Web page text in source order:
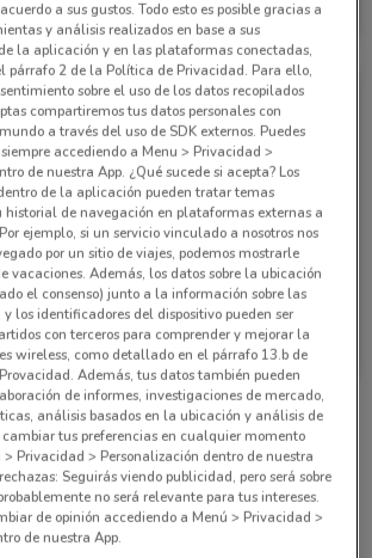
10 km
Grupo Financiero Inbursa
10 km
a sus gustos. Todo esto es posible gracias a
y análisis realizados en base a sus
la aplicación y en las plataformas conectadas,
párrafo 2 de la Política de Privacidad. Para ello,
sobre el uso de los datos recopilados
compartiremos tus datos personales con
a través del uso de SDK externos. Puedes
accediendo a Menu > Privacidad >
de nuestra App. ¿Qué sucede si acepta? Los
de la aplicación pueden tratar temas
historial de navegación en plataformas externas a
ejemplo, si un servicio vinculado a nosotros nos
por un sitio de viajes, podemos mostrarle
vacaciones. Además, los datos sobre la ubicación
el consenso) junto a la información sobre las
y los identificadores del dispositivo pueden ser
con terceros para comprender y mejorar la
wireless, como detallado en el párrafo 13.b de
Además, tus datos también pueden
de informes, investigaciones de mercado,
análisis basados en la ubicación y análisis de
cambiar tus preferencias en cualquier momento
Privacidad > Personalización dentro de nuestra
Seguirás viendo publicidad, pero será sobre
no será relevante para tus intereses.
de opinión accediendo a Menú > Privacidad >
de nuestra App.